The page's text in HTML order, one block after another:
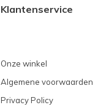
Klantenservice
Onze winkel
Algemene voorwaarden
Privacy Policy